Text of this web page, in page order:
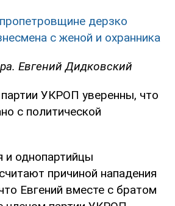
дерзко
с женой и охранника
Евгений Дидковский
УКРОП уверенны, что
с политической
и однопартийцы
причиной нападения
Евгений вместе с братом